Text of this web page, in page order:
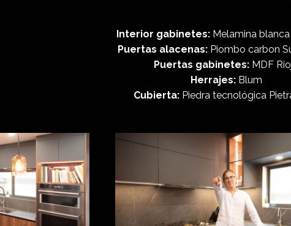
Interior gabinetes: Melamina
Puertas alacenas: Piombo carbon
Puertas gabinetes: MDF
Herrajes:Blum
Cubierta: Piedra tecnológica